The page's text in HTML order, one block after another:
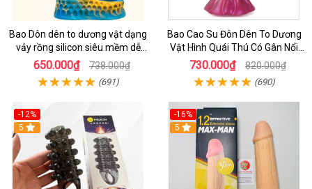
Bao Dôn dên to dương vật dạng
vảy rồng silicon siêu mềm dễ
dùng làm tăng kích thước dương
vật
650.000₫ 738.000₫
(691)
Bao Cao Su Đôn Dên To Dương
Vật Hình Quái Thú Có Gân Nổi
Siêu Mềm
730.000₫ 820.000₫
(690)
-12%
5
-16%
5